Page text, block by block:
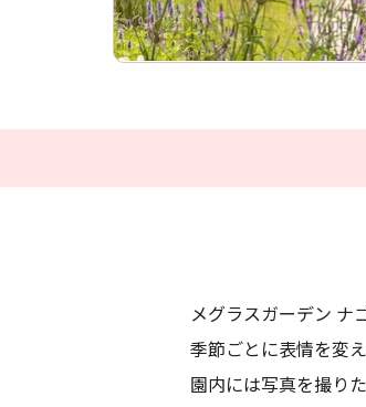
メグラスガーデン ナ
季節ごとに表情を変
園内には写真を撮り